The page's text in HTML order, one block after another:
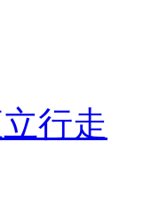
行走